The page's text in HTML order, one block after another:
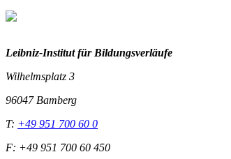
Leibniz-Institut für Bildungsverläufe
Wilhelmsplatz 3
96047 Bamberg
T: +49 951 700 60 0
F: +49 951 700 60 450